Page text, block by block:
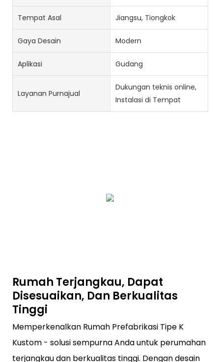
Tempat Asal Jiangsu, Tiongkok
Gaya Desain Modern
Aplikasi Gudang
Layanan Purnajual
Dukungan teknis online,
Instalasi di Tempat
Rumah Terjangkau, Dapat
Disesuaikan, Dan Berkualitas
Tinggi
Memperkenalkan Rumah Prefabrikasi Tipe K
Kustom - solusi sempurna Anda untuk perumahan
terjangkau dan berkualitas tinggi. Dengan desain